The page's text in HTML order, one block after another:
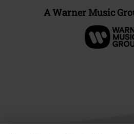
A Warner Music